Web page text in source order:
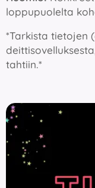
loppupuolelta
*Tarkista tietojen
tahtiin.*